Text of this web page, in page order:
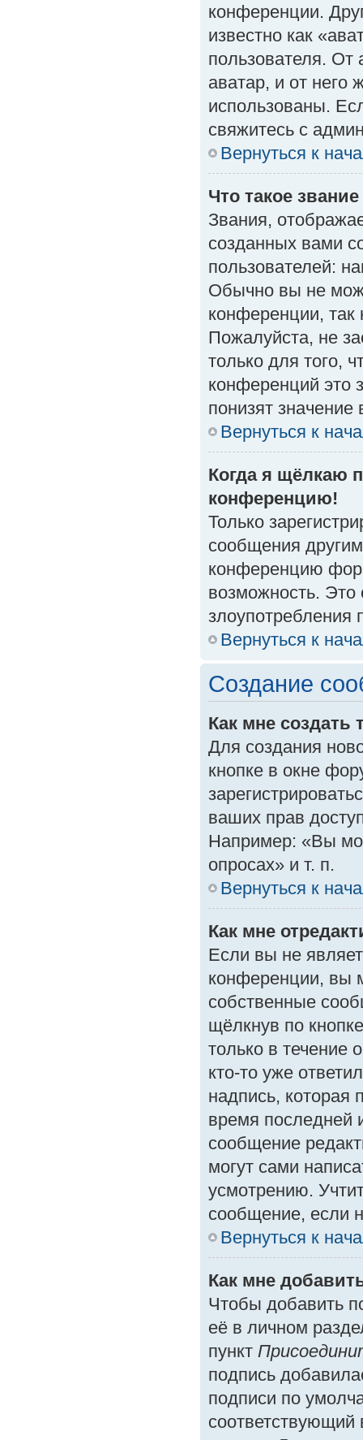
конференции.
известно как
пользователя. От
аватар, и от него
использованы.
свяжитесь с
Вернуться к
Что такое
Звания,
созданных вами
пользователей:
Обычно вы не
конференции, так
Пожалуйста, не
только для того,
конференций это
понизят
Вернуться к
Когда я щёлкаю
конференцию!
Только
сообщения
конференцию
возможность. Это
злоупотребления
Вернуться к
Создание
Как мне создать
Для создания
кнопке в окне
ваших прав
Например: «Вы
опросах» и т. п.
Вернуться к
Как мне
Если вы не
конференции, вы
собственные
щёлкнув по
только в течение
кто-то уже
надпись, которая
время последней
сообщение
могут сами
усмотрению.
сообщение, если
Вернуться к
Как мне
Чтобы добавить
её в личном
пункт
подпись
подписи по